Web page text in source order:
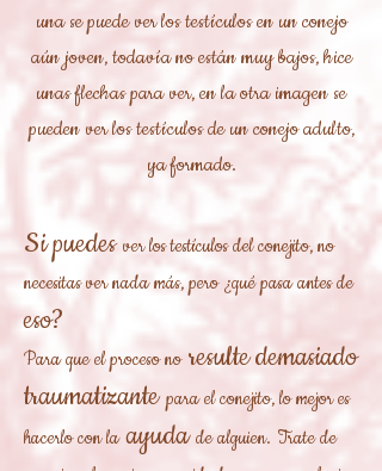
una se puede ver los testículos en un conejo
aún joven, todavía no están muy bajos, hice
unas flechas para ver, en la otra imagen se
pueden ver los testículos de un conejo adulto,
ya formado.
Si puedes ver los testículos del conejito, no
necesitas ver nada más, pero ¿qué pasa antes de
eso?
Para que el proceso no resulte demasiado
traumatizante para el conejito, lo mejor es
hacerlo con la ayuda de alguien. Trate de